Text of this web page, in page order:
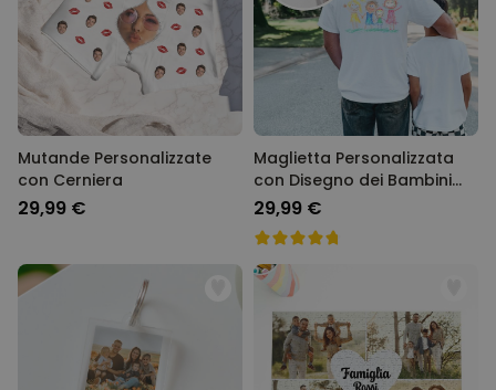
Mutande Personalizzate
con Cerniera
29,99 €
Maglietta Personalizzata
con Disegno dei Bambini
fronte e retro
29,99 €